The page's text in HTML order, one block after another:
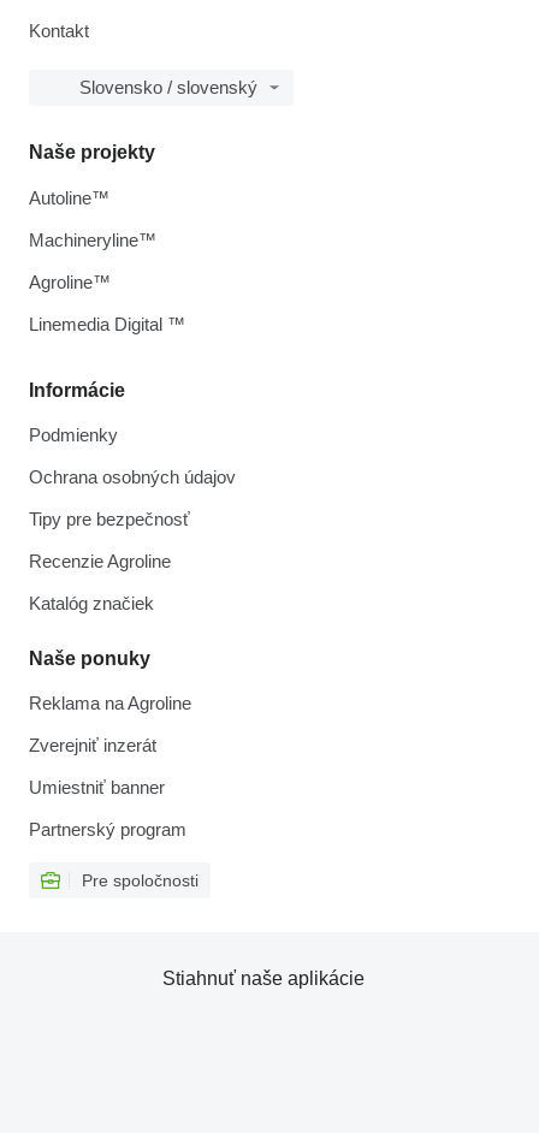
Kontakt
Slovensko / slovenský
Informácie
Podmienky
Ochrana osobných údajov
Tipy pre bezpečnosť
Recenzie Agroline
Katalóg značiek
Naše ponuky
Reklama na Agroline
Zverejniť inzerát
Umiestniť banner
Partnerský program
Pre spoločnosti
Naše projekty
Autoline™
Machineryline™
Agroline™
Linemedia Digital ™
Stiahnuť naše aplikácie